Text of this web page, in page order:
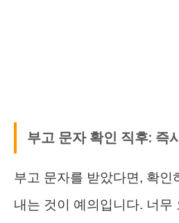
부고 문자 확인 직후: 즉
부고 문자를 받았다면, 확인
내는 것이 예의입니다. 너무